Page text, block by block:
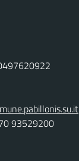
93529200